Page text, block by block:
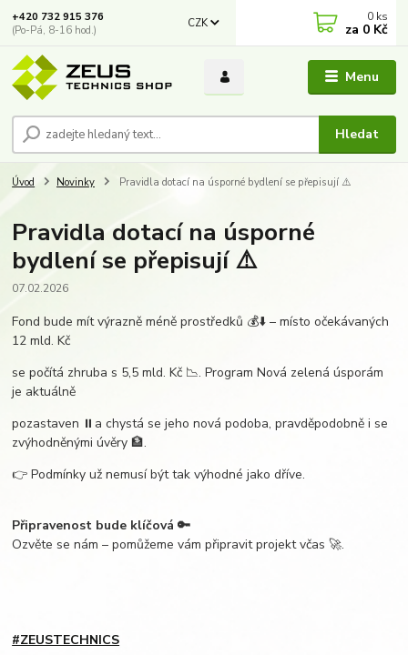
Menu
CZK
Hledat
+420 732 915 376
(Po-Pá, 8-16 hod.)
0 ks
za 0 Kč
Úvod Novinky Pravidla dotací na úsporné bydlení se přepisují ⚠️
Pravidla dotací na úsporné
bydlení se přepisují ⚠️
07.02.2026
Fond bude mít výrazně méně prostředků 💰⬇️ – místo očekávaných
12 mld. Kč
se počítá zhruba s 5,5 mld. Kč 📉. Program Nová zelená úsporám
je aktuálně
pozastaven ⏸️a chystá se jeho nová podoba, pravděpodobně i se
zvýhodněnými úvěry 🏦.
👉 Podmínky už nemusí být tak výhodné jako dříve.
Připravenost bude klíčová🔑
Ozvěte se nám – pomůžeme vám připravit projekt včas 🚀.
#ZEUSTECHNICS